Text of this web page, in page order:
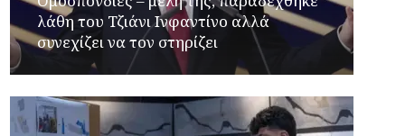
λάθη του Τζιάνι Ινφαντίνο αλλά
συνεχίζει να τον στηρίζει